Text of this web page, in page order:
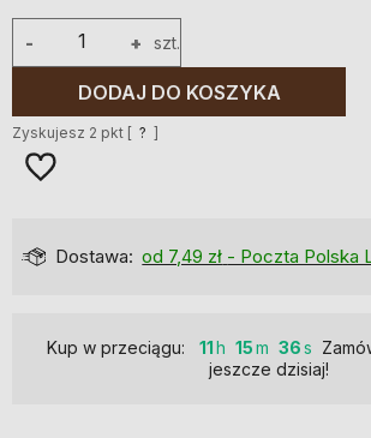
+
- szt.
DODAJ DO KOSZYKA
Zyskujesz 2 pkt [ ? ]
Dostawa: od 7,49 zł - Poczta Polska List
Kup w przeciągu: 11 15 35
jeszcze dzisiaj!